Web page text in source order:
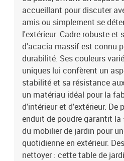
polyester)Matériau de remplissage
mousseMatériau de remplissage du
fibreDimensions du coussin de siège
é)Dimensions du coussin de
é)Dimensions du coussin de dossier
é)La livraison contient :2 x siège
accoudoirs1 x table de jardin6 x
siège avec housse amovible et
accueillant pour discuter
amis ou simplement se
l'extérieur. Cadre robuste et
d'acacia massif est connu
durabilité. Ses couleurs
uniques lui confèrent un
stabilité et sa résistance
un matériau idéal pour la
d'intérieur et d'extérieur. De
enduit de poudre garantit
du mobilier de jardin pour
quotidienne en extérieur.
nettoyer : cette table de